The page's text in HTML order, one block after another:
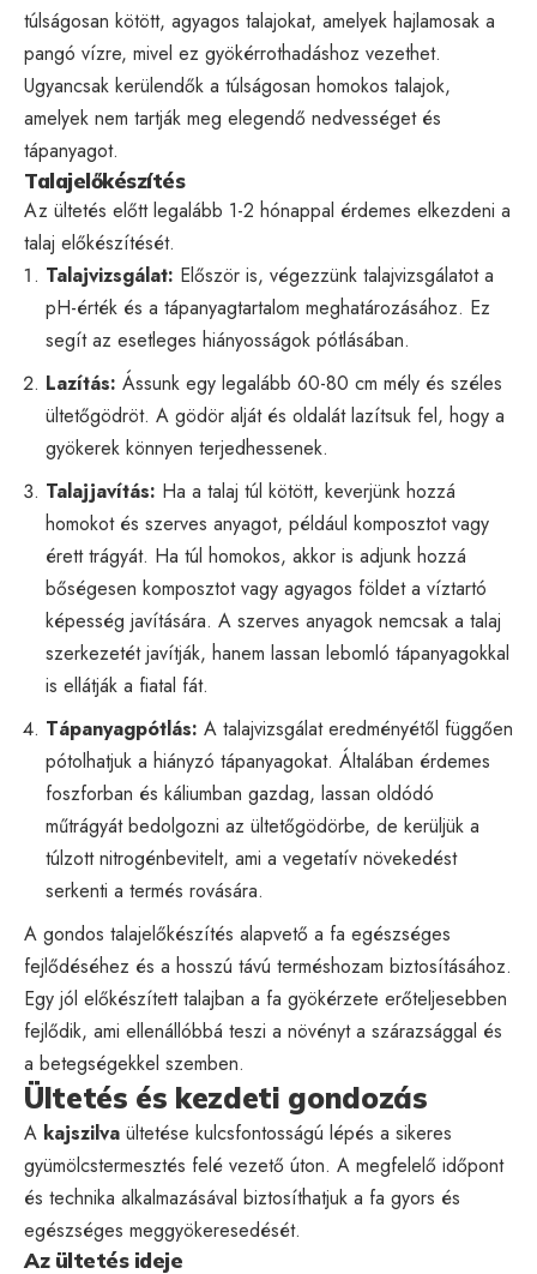
túlságosan kötött, agyagos talajokat, amelyek hajlamosak a
pangó vízre, mivel ez gyökérrothadáshoz vezethet.
Ugyancsak kerülendők a túlságosan homokos talajok,
amelyek nem tartják meg elegendő nedvességet és
tápanyagot.
Talajelőkészítés
Az ültetés előtt legalább 1-2 hónappal érdemes elkezdeni a
talaj előkészítését.
Talajvizsgálat: Először is, végezzünk talajvizsgálatot a
pH-érték és a tápanyagtartalom meghatározásához. Ez
segít az esetleges hiányosságok pótlásában.
Lazítás: Ássunk egy legalább 60-80 cm mély és széles
ültetőgödröt. A gödör alját és oldalát lazítsuk fel, hogy a
gyökerek könnyen terjedhessenek.
Talajjavítás: Ha a talaj túl kötött, keverjünk hozzá
homokot és szerves anyagot, például komposztot vagy
érett trágyát. Ha túl homokos, akkor is adjunk hozzá
bőségesen komposztot vagy agyagos földet a víztartó
képesség javítására. A szerves anyagok nemcsak a talaj
szerkezetét javítják, hanem lassan lebomló tápanyagokkal
is ellátják a fiatal fát.
Tápanyagpótlás: A talajvizsgálat eredményétől függően
pótolhatjuk a hiányzó tápanyagokat. Általában érdemes
foszforban és káliumban gazdag, lassan oldódó
műtrágyát bedolgozni az ültetőgödörbe, de kerüljük a
túlzott nitrogénbevitelt, ami a vegetatív növekedést
serkenti a termés rovására.
A gondos talajelőkészítés alapvető a fa egészséges
fejlődéséhez és a hosszú távú terméshozam biztosításához.
Egy jól előkészített talajban a fa gyökérzete erőteljesebben
fejlődik, ami ellenállóbbá teszi a növényt a szárazsággal és
a betegségekkel szemben.
Ültetés és kezdeti gondozás
A kajszilva ültetése kulcsfontosságú lépés a sikeres
gyümölcstermesztés felé vezető úton. A megfelelő időpont
és technika alkalmazásával biztosíthatjuk a fa gyors és
egészséges meggyökeresedését.
Az ültetés ideje